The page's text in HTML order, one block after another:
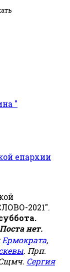
"
епархии
2021".
Поста нет.
Ермократа,
. Прп.
Сщмч. Сергия